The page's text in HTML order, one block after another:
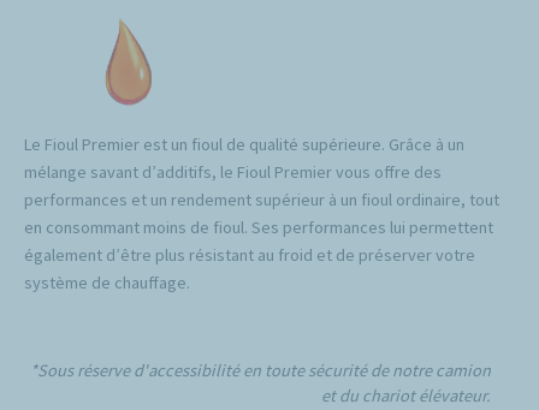
Le Fioul Premier est un fioul de qualité supérieure. Grâce à un
mélange savant d’additifs, le Fioul Premier vous offre des
performances et un rendement supérieur à un fioul ordinaire, tout
en consommant moins de fioul. Ses performances lui permettent
également d’être plus résistant au froid et de préserver votre
système de chauffage.
*Sous réserve d'accessibilité en toute sécurité de notre camion
et du chariot élévateur.